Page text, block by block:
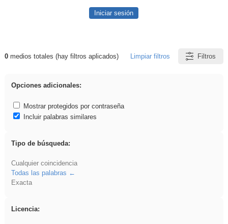
Iniciar sesión
Resultados de: rezo
0medios totales (hay filtros aplicados) Limpiar filtros Filtros
Opciones adicionales:
Mostrar protegidos por contraseña
Incluir palabras similares
Tipo de búsqueda:
Cualquier coincidencia
Todas las palabras
Exacta
Licencia: